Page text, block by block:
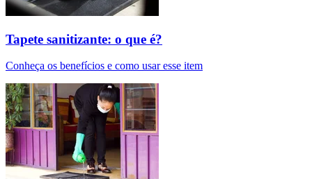
Tapete sanitizante: o que é?
Conheça os benefícios e como usar esse item